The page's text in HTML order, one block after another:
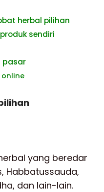
herbal pilihan
sendiri
pasar
online
yang beredar
Habbatussauda,
dan lain-lain.